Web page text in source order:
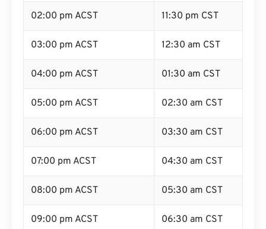
02:00 pm ACST 11:30 pm CST
03:00 pm ACST 12:30 am CST
04:00 pm ACST 01:30 am CST
05:00 pm ACST 02:30 am CST
06:00 pm ACST 03:30 am CST
07:00 pm ACST 04:30 am CST
08:00 pm ACST 05:30 am CST
09:00 pm ACST 06:30 am CST